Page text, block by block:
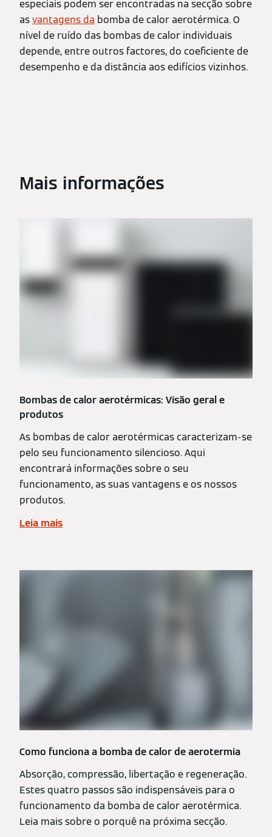
especiais podem ser encontradas na secção sobre
asvantagens da bomba de calor aerotérmica. O
nível de ruído das bombas de calor individuais
depende, entre outros factores, do coeficiente de
desempenho e da distância aos edifícios vizinhos.
Mais informações
Bombas de calor aerotérmicas: Visão geral e
produtos
As bombas de calor aerotérmicas caracterizam-se
pelo seu funcionamento silencioso. Aqui
encontrará informações sobre o seu
funcionamento, as suas vantagens e os nossos
produtos.
Leia mais
Como funciona a bomba de calor de aerotermia
Absorção, compressão, libertação e regeneração.
Estes quatro passos são indispensáveis para o
funcionamento da bomba de calor aerotérmica.
Leia mais sobre o porquê na próxima secção.